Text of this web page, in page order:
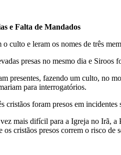
e Falta de Mandados
o culto e leram os nomes de três
presas no mesmo dia e Siroos
presentes, fazendo um culto, no
para interrogatórios.
cristãos foram presos em
mais difícil para a Igreja no Irã, a
os cristãos presos correm o risco